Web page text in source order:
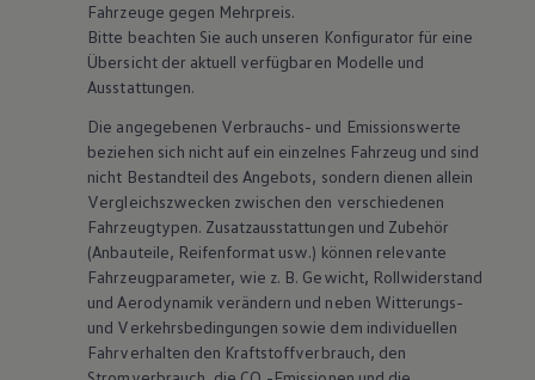
Fahrzeuge gegen Mehrpreis.
Bitte beachten Sie auch unseren Konfigurator für eine
Übersicht der aktuell verfügbaren Modelle und
Ausstattungen.
Die angegebenen Verbrauchs- und Emissionswerte
beziehen sich nicht auf ein einzelnes Fahrzeug und sind
nicht Bestandteil des Angebots, sondern dienen allein
Vergleichszwecken zwischen den verschiedenen
Fahrzeugtypen. Zusatzausstattungen und Zubehör
(Anbauteile, Reifenformat usw.) können relevante
Fahrzeugparameter, wie z. B. Gewicht, Rollwiderstand
und Aerodynamik verändern und neben Witterungs-
und Verkehrsbedingungen sowie dem individuellen
Fahrverhalten den Kraftstoffverbrauch, den